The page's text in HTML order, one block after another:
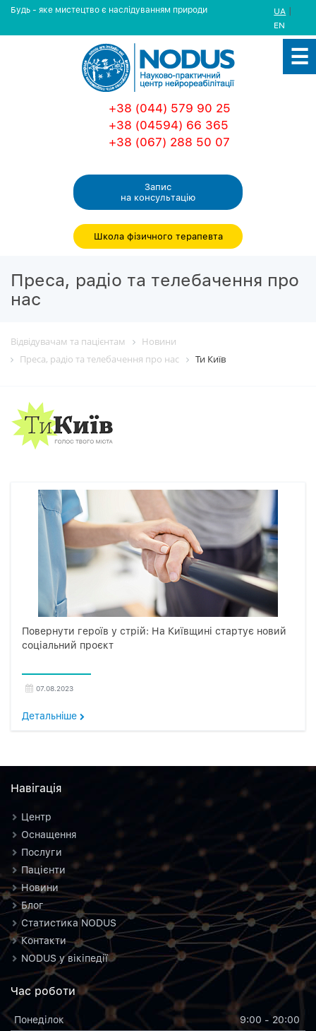
Будь - яке мистецтво є наслідуванням природи UA |
EN
+38 (044) 579 90 25
+38 (04594) 66 365
+38 (067) 288 50 07
Запис
на консультацiю
Школа фізичного терапевта
Преса, радіо та телебачення про
нас
Відвідувачам та пацієнтам
Новини
Преса, радіо та телебачення про нас
Ти Київ
Повернути героїв у стрій: На Київщині стартує новий
соціальний проєкт
07.08.2023
Детальнiше
Навiгацiя
Центр
Оснащення
Послуги
Пацієнти
Новини
Блог
Статистика NODUS
Контакти
NODUS у вікіпедії
Час роботи
Понеділок
9:00 - 20:00